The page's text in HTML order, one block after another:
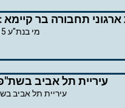
ארגוני תחבורה בר
מי בנת"ע 4-8.2015 מעורב בשטח הדולפינריום? פרק 3
עיריית תל אביב
עיריית תל אביב